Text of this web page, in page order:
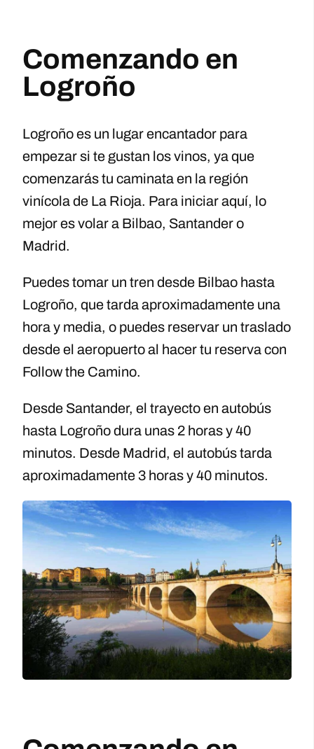
Comenzando en
Logroño
Logroño es un lugar encantador para
empezar si te gustan los vinos, ya que
comenzarás tu caminata en la región
vinícola de La Rioja. Para iniciar aquí, lo
mejor es volar a Bilbao, Santander o
Madrid.
Puedes tomar un tren desde Bilbao hasta
Logroño, que tarda aproximadamente una
hora y media, o puedes reservar un traslado
desde el aeropuerto al hacer tu reserva con
Follow the Camino.
Desde Santander, el trayecto en autobús
hasta Logroño dura unas 2 horas y 40
minutos. Desde Madrid, el autobús tarda
aproximadamente 3 horas y 40 minutos.